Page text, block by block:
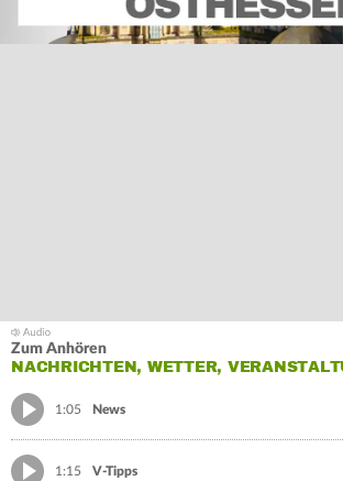
Zum Anhören
NACHRICHTEN, WETTER,
1:05 News
1:15 V-Tipps